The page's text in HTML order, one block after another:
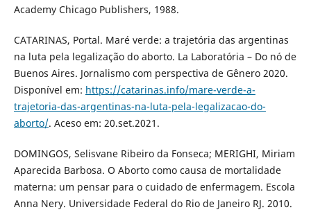
Academy Chicago Publishers, 1988.
CATARINAS, Portal. Maré verde: a trajetória das argentinas
na luta pela legalização do aborto. La Laboratória – Do nó de
Buenos Aires. Jornalismo com perspectiva de Gênero 2020.
Disponível em: https://catarinas.info/mare-verde-a-
trajetoria-das-argentinas-na-luta-pela-legalizacao-do-
aborto/. Aceso em: 20.set.2021.
DOMINGOS, Selisvane Ribeiro da Fonseca; MERIGHI, Miriam
Aparecida Barbosa. O Aborto como causa de mortalidade
materna: um pensar para o cuidado de enfermagem. Escola
Anna Nery. Universidade Federal do Rio de Janeiro RJ. 2010.